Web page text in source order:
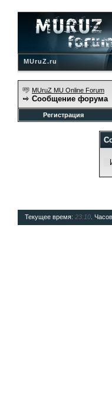
MUruZ.ru
MUruZ MU Online Forum
Сообщение форума
Регистрация
Текущее время: 23:10 .